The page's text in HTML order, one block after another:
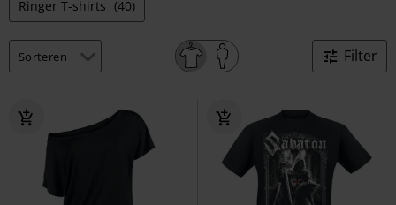
Ringer T-shirts (40)
Filter